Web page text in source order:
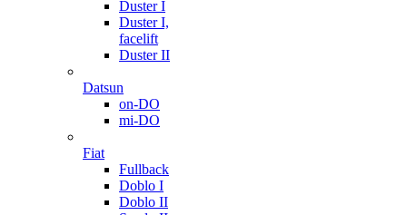
Duster I
Duster I,
facelift
Duster II
Datsun
on-DO
mi-DO
Fiat
Fullback
Doblo I
Doblo II